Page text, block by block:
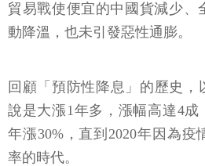
貿易戰使便宜的中國貨減少、
動降溫，也未引發惡性通膨。
回顧「預防性降息」的歷史，
說是大漲1年多，漲幅高達4成
年漲30%，直到2020年因為疫
率的時代。